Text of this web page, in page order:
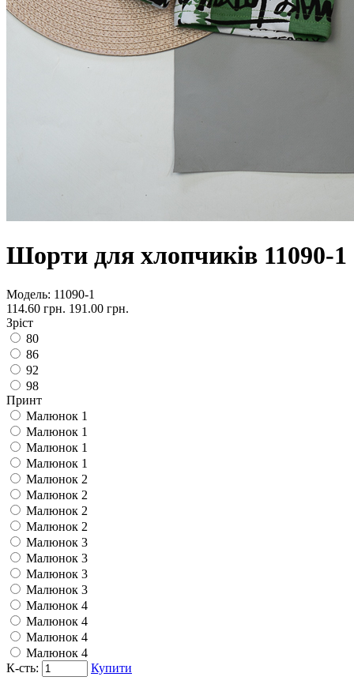
Шорти для хлопчиків 11090-1
Модель: 11090-1
114.60 грн. 191.00 грн.
Зріст
80
86
92
98
Принт
Малюнок 1
Малюнок 1
Малюнок 1
Малюнок 1
Малюнок 2
Малюнок 2
Малюнок 2
Малюнок 2
Малюнок 3
Малюнок 3
Малюнок 3
Малюнок 3
Малюнок 4
Малюнок 4
Малюнок 4
Малюнок 4
К-сть:
Купити